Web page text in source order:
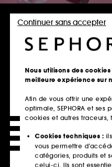
TOUS LES PRODUITS
SEPHORA
346 Produits
Nous utilisons des
meilleure expérience sur
Afin de vous offrir une
optimale, SEPHORA et ses
cookies et autres traceurs,
Cookies techniques :
vous permettre
catégories, produits et
celui-ci. Ils sont
Continuer sans accepter